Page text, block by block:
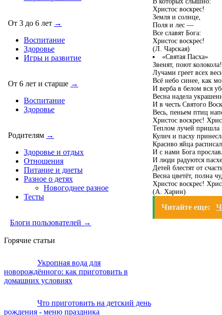
От 3 до 6 лет →
Воспитание
Здоровье
Игры и развитие
От 6 лет и старше →
Воспитание
Здоровье
Родителям →
Здоровье и отдых
Отношения
Питание и диеты
Разное о детях
Новогоднее разное
Тесты
Блоги пользователей →
Горячие статьи
Укропная вода для
новорождённого: как приготовить в
домашних условиях
Что приготовить на детский день
рождения - меню праздника
Христос воскрес!
Земля и солнце,
Поля и лес —
Все славят Бога:
Христос воскрес!
(Л. Чарская)
«Святая Пасха»
Звенят, поют колокола!
Лучами греет всех
Всё небо синее, как
И верба в белом вся
Весна надела
И в честь Святого
Весь, пеньем птиц
Христос воскрес!
Теплом лучей пришла
Кулич и пасху
Красиво яйца
И с нами Бога
И люди радуются
Детей блестят от
Весна цветёт, полна
Христос воскрес!
(А. Харин)
Читайте еще: